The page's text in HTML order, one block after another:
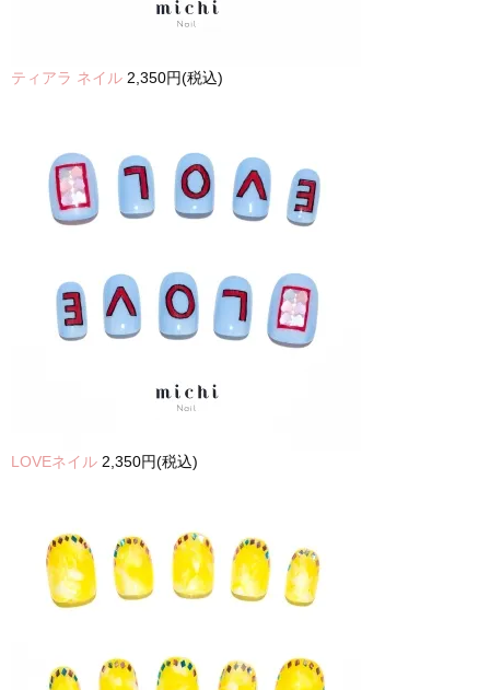
ティアラ ネイル 2,350円(税込)
LOVEネイル 2,350円(税込)